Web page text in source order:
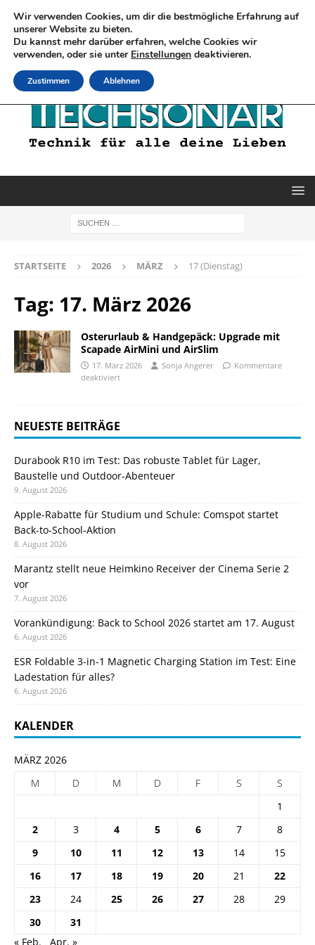
STARTSEITE 2026 MÄRZ 17 (Dienstag)
Tag: 17. März 2026
Osterurlaub & Handgepäck: Upgrade mit
Scapade AirMini und AirSlim
17. März 2026 Sonja Angerer
Kommentare
deaktiviert
NEUESTE BEITRÄGE
Durabook R10 im Test: Das robuste Tablet für Lager,
Baustelle und Outdoor-Abenteuer
9. August 2026
Apple-Rabatte für Studium und Schule: Comspot startet
Back-to-School-Aktion
8. August 2026
Marantz stellt neue Heimkino Receiver der Cinema Serie 2
vor
7. August 2026
Vorankündigung: Back to School 2026 startet am 17. August
6. August 2026
ESR Foldable 3-in-1 Magnetic Charging Station im Test: Eine
Ladestation für alles?
6. August 2026
KALENDER
MÄRZ 2026
M
D M D F S
S
1
2
3 4 5 6 7
8
9
10 11 12 13 14
15
16
17 18 19 20 21
22
23
24 25 26 27 28
29
30
31
« Feb.
Apr. »
Wir verwenden Cookies, um dir die bestmögliche Erfahrung auf
unserer Website zu bieten.
Du kannst mehr darüber erfahren, welche Cookies wir
verwenden, oder sie unter Einstellungen deaktivieren.
Zustimmen Ablehnen